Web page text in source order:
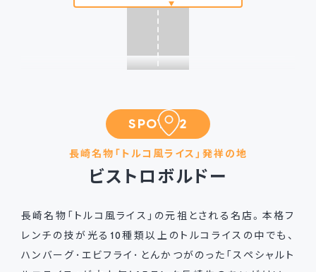
SPOT 02
長崎名物「トルコ風ライス」発祥の地
ビストロボルドー
長崎名物「トルコ風ライス」の元祖とされる名店。本格フ
レンチの技が光る10種類以上のトルコライスの中でも、
ハンバーグ･エビフライ･とんかつがのった「スペシャルト